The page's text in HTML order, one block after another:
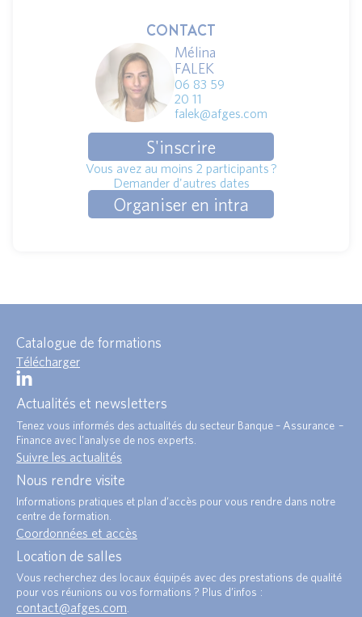
CONTACT
Mélina
FALEK
06 83 59
20 11
falek@afges.com
S'inscrire
Vous avez au moins 2 participants ?
Demander d'autres dates
Organiser en intra
Catalogue de formations
Télécharger
Actualités et newsletters
Tenez vous informés des actualités du secteur Banque – Assurance –
Finance avec l’analyse de nos experts.
Suivre les actualités
Nous rendre visite
Informations pratiques et plan d’accès pour vous rendre dans notre
centre de formation.
Coordonnées et accès
Location de salles
Vous recherchez des locaux équipés avec des prestations de qualité
pour vos réunions ou vos formations ? Plus d’infos :
contact@afges.com.